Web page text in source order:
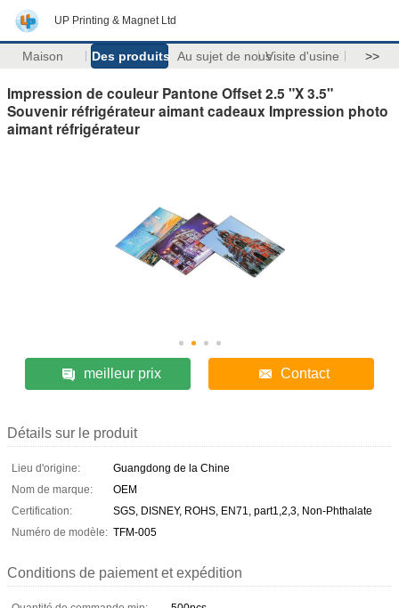
UP Printing & Magnet Ltd
Maison Des produits Au sujet de nousVisite d'usine >>
Impression de couleur Pantone Offset 2.5 "X 3.5"
Souvenir réfrigérateur aimant cadeaux Impression photo
aimant réfrigérateur
meilleur prix Contact
Détails sur le produit
Lieu d'origine:
Guangdong de la Chine
Nom de marque:
OEM
Certification:
SGS, DISNEY, ROHS, EN71, part1,2,3, Non-Phthalate
Numéro de modèle: TFM-005
Conditions de paiement et expédition